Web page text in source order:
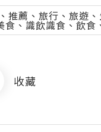
薦、旅行、旅遊、
食、識飲識食、飲
收藏